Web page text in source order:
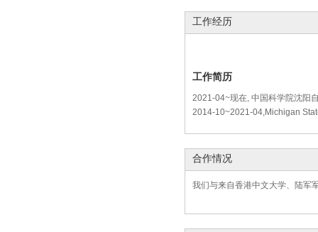
工作经历
工作简历
2021-04~现在, 中国科学院沈阳
2014-10~2021-04,Michigan
合作情况
我们与来自香港中文大学、陆军